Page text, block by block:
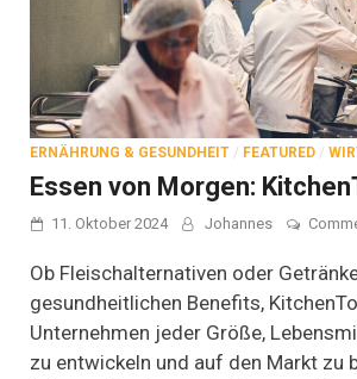
ERNÄHRUNG & GESUNDHEIT / FEATURED /
Essen von Morgen:
11. Oktober 2024 Johannes
Ob Fleischalternativen oder
gesundheitlichen Benefits,
Unternehmen jeder Größe,
zu entwickeln und auf den Markt zu